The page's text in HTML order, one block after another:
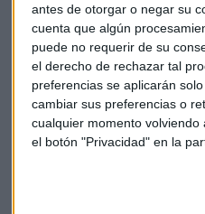
antes de otorgar o negar su
cuenta que algún
puede no requerir de su
el derecho de rechazar tal
preferencias se aplicarán
cambiar sus preferencias o
cualquier momento volviendo
el botón "Privacidad" en la
Respecto a los intereses que
demora y daños ocasionados
decreto no lo especifica, por
negociación entre cada
Bancos PSOE